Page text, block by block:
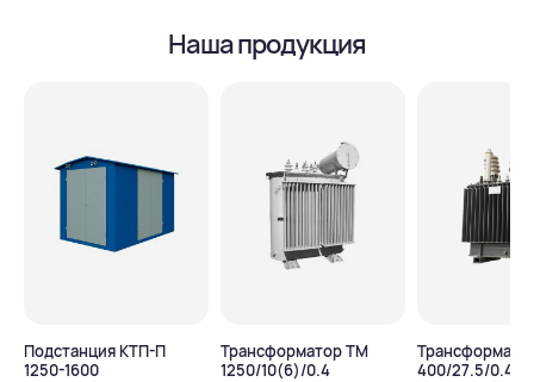
Наша продукция
Подстанция КТП-П
1250-1600
Трансформатор ТМ
1250/10(6)/0.4
400/27.5/0.4